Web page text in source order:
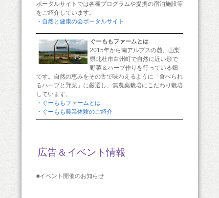
ポータルサイトでは各種プログラムや提携の宿泊施設等
をご紹介しています。
・自然と健康の会ポータルサイト
ぐーももファームとは
2015年から南アルプスの麓、山梨
県北杜市白州町で自然に近い形で
野菜＆ハーブ作りを行っている畑
です。自然の恵みをその舌で味わえるように「食べられ
るハーブと野菜」に厳選し、無農薬栽培にこだわり栽培
しています。
・ぐーももファームとは
・ぐーもも農業体験のご紹介
広告＆イベント情報
■イベント開催のお知らせ